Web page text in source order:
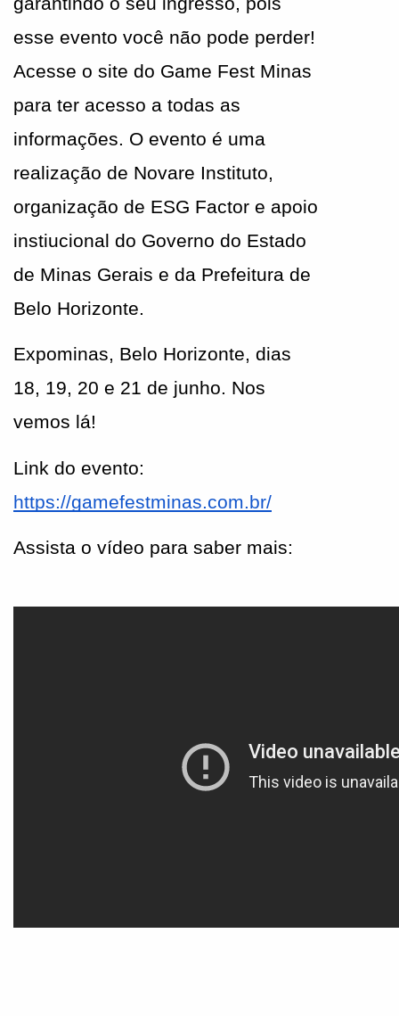
esse evento você não pode perder!
Acesse o site do Game Fest Minas
para ter acesso a todas as
informações. O evento é uma
realização de Novare Instituto,
organização de ESG Factor e apoio
instiucional do Governo do Estado
de Minas Gerais e da Prefeitura de
Belo Horizonte.
Expominas, Belo Horizonte, dias
18, 19, 20 e 21 de junho. Nos
vemos lá!
https://gamefestminas.com.br/
Assista o vídeo para saber mais: